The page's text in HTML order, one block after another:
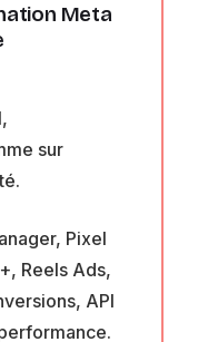
Meta
sur
Pixel
Reels Ads,
API